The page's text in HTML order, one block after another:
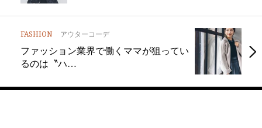
FASHION アウターコーデ
ファッション業界で働くママが狙ってい
るのは〝ハ…